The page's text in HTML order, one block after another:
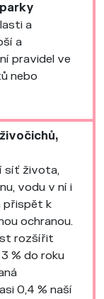
a
a
pravidel ve
nebo
síť života,
vodu v ní i
přispět k
ochranou.
rozšířit
% do roku
0,4 % naší